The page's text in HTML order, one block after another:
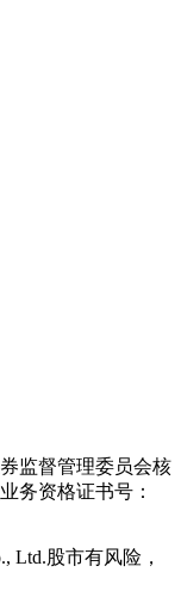
监督管理委员会核
务资格证书号：
Ltd.股市有风险，